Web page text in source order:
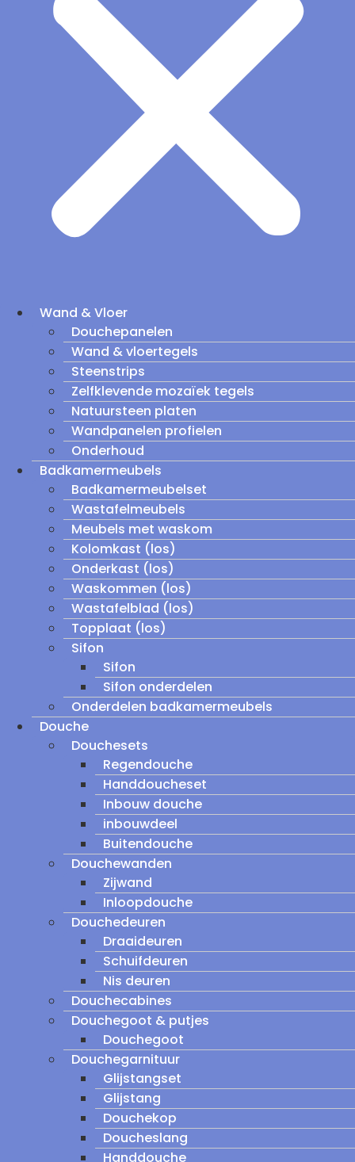
Wand & Vloer
Douchepanelen
Wand & vloertegels
Steenstrips
Zelfklevende mozaïek tegels
Natuursteen platen
Wandpanelen profielen
Onderhoud
Badkamermeubels
Badkamermeubelset
Wastafelmeubels
Meubels met waskom
Kolomkast (los)
Onderkast (los)
Waskommen (los)
Wastafelblad (los)
Topplaat (los)
Sifon
Sifon
Sifon onderdelen
Onderdelen badkamermeubels
Douche
Douchesets
Regendouche
Handdoucheset
Inbouw douche
inbouwdeel
Buitendouche
Douchewanden
Zijwand
Inloopdouche
Douchedeuren
Draaideuren
Schuifdeuren
Nis deuren
Douchecabines
Douchegoot & putjes
Douchegoot
Douchegarnituur
Glijstangset
Glijstang
Douchekop
Doucheslang
Handdouche